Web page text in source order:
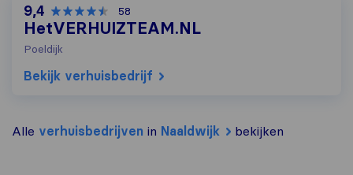
9,4 58
HetVERHUIZTEAM.NL
Poeldijk
Bekijk verhuisbedrijf
Alle verhuisbedrijven in Naaldwijk bekijken